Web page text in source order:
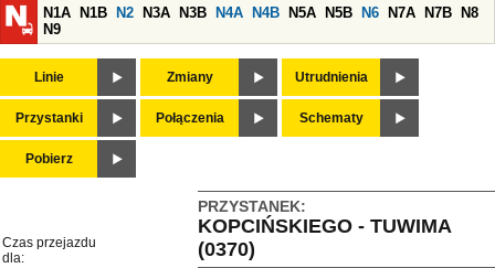
N1A
N1B N2 N3A N3B N4A N4B N5A N5B N6 N7A N7B
N8
N9
Linie Zmiany Utrudnienia
Przystanki Połączenia Schematy
Pobierz
PRZYSTANEK:
KOPCIŃSKIEGO - TUWIMA
(0370)
Czas przejazdu
dla: